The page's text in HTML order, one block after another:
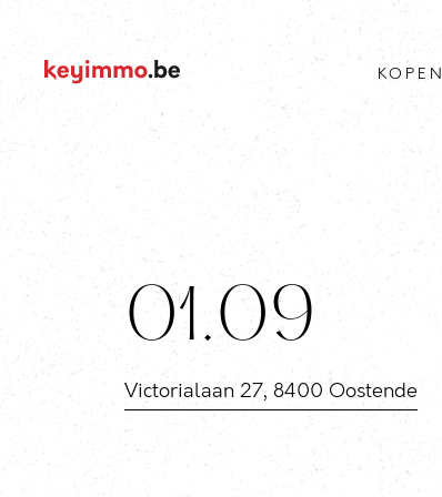
KOPEN
01.09
Victorialaan 27, 8400 Oostende